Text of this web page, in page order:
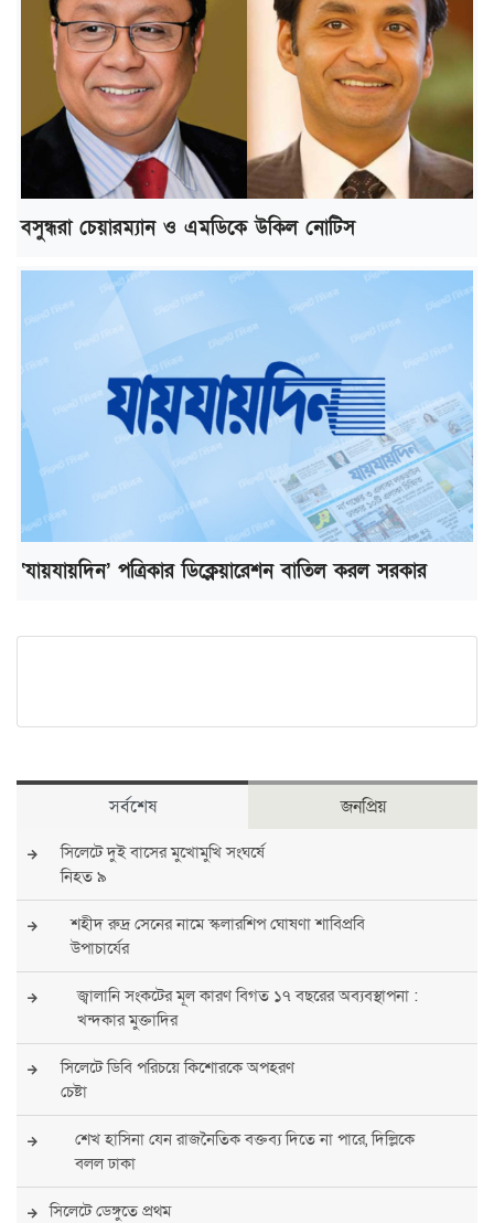
বসুন্ধরা চেয়ারম্যান ও এমডিকে উকিল নোটিস
‘যায়যায়দিন’ পত্রিকার ডিক্লেয়ারেশন বাতিল করল সরকার
সর্বশেষ জনপ্রিয়
সিলেটে দুই বাসের মুখোমুখি সংঘর্ষে
নিহত ৯
শহীদ রুদ্র সেনের নামে স্কলারশিপ ঘোষণা শাবিপ্রবি
উপাচার্যের
জ্বালানি সংকটের মূল কারণ বিগত ১৭ বছরের অব্যবস্থাপনা :
খন্দকার মুক্তাদির
সিলেটে ডিবি পরিচয়ে কিশোরকে অপহরণ
চেষ্টা
শেখ হাসিনা যেন রাজনৈতিক বক্তব্য দিতে না পারে, দিল্লিকে
বলল ঢাকা
সিলেটে ডেঙ্গুতে প্রথম